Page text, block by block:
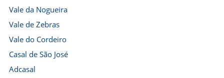
Vale da Nogueira
Vale de Zebras
Vale do Cordeiro
Casal de São José
Adcasal